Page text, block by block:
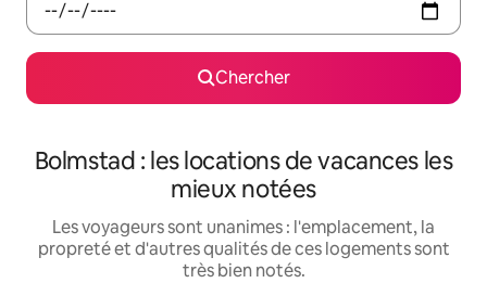
Chercher
Bolmstad : les locations de vacances les
mieux notées
Les voyageurs sont unanimes : l'emplacement, la
propreté et d'autres qualités de ces logements sont
très bien notés.